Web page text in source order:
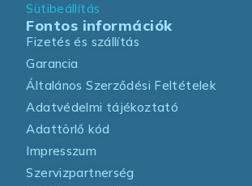
Sütibeállítás
Fontos információk
Fizetés és szállítás
Garancia
Általános Szerződési Feltételek
Adatvédelmi tájékoztató
Adattörlő kód
Impresszum
Szervizpartnerség